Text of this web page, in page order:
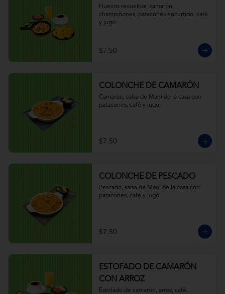
Huevos revueltos, camarón,
champiñones, patacones encurtido, café
y jugo.
$7.50
COLONCHE DE CAMARÓN
Camarón, salsa de Maní de la casa con
patacones, café y jugo.
$7.50
COLONCHE DE PESCADO
Pescado, salsa de Maní de la casa con
patacones, café y jugo.
$7.50
ESTOFADO DE CAMARÓN
CON ARROZ
Estofado de camarón, arroz, café,